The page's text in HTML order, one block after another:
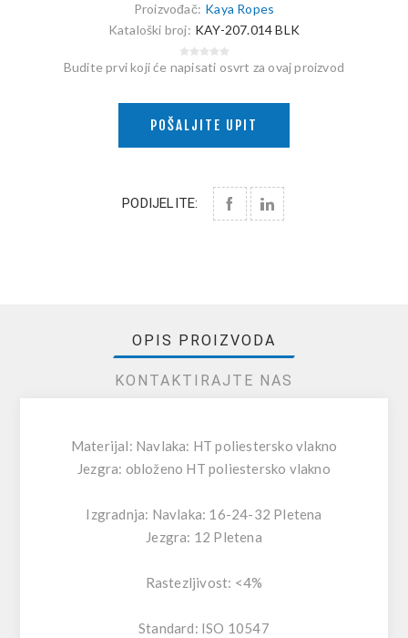
Proizvođač: Kaya Ropes
Kataloški broj: KAY-207.014 BLK
Budite prvi koji će napisati osvrt za ovaj proizvod
POŠALJITE UPIT
PODIJELITE:
OPIS PROIZVODA
KONTAKTIRAJTE NAS
Materijal: Navlaka: HT poliestersko vlakno
Jezgra: obloženo HT poliestersko vlakno
Izgradnja: Navlaka: 16-24-32 Pletena
Jezgra: 12 Pletena
Rastezljivost: <4%
Standard: ISO 10547